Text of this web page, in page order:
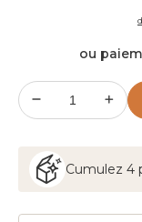
ou
Cumulez 4